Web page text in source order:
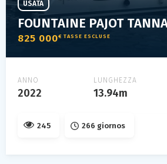
825 000€ TASSE ESCLUSE
USATA
ANNO
2022
LUNGHEZZA
13.94m
245 266 giornos